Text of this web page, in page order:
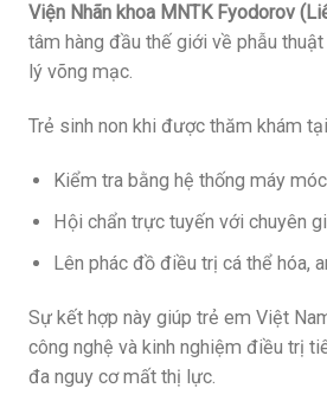
Viện Nhãn khoa MNTK Fyodorov
tâm hàng đầu thế giới về phẫu
lý võng mạc.
Trẻ sinh non khi được thăm khám
Kiểm tra bằng hệ thống máy
Hội chẩn trực tuyến với chuyên
Lên phác đồ điều trị cá thể hóa,
Sự kết hợp này giúp trẻ em Việt
công nghệ và kinh nghiệm điều trị
đa nguy cơ mất thị lực.